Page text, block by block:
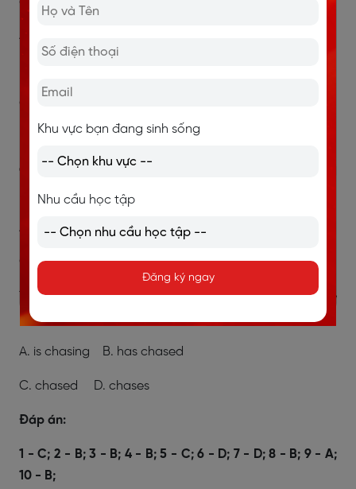
A) rised _ falled
C) have risen _ have fallen
D) rose _ have fallen
9. Her hometown _______________ a lot of hills and
mountains.
A. has B. gets
C. is D. has got
10. My dog _______________ my cat since I came
home.
A. is chasing B. has chased
C. chased D. chases
Đáp án:
1 - C; 2 - B; 3 - B; 4 - B; 5 - C; 6 - D; 7 - D; 8 - B; 9 - A;
10 - B;
Khu vực bạn đang sinh sống
Nhu cầu học tập
Đăng ký ngay